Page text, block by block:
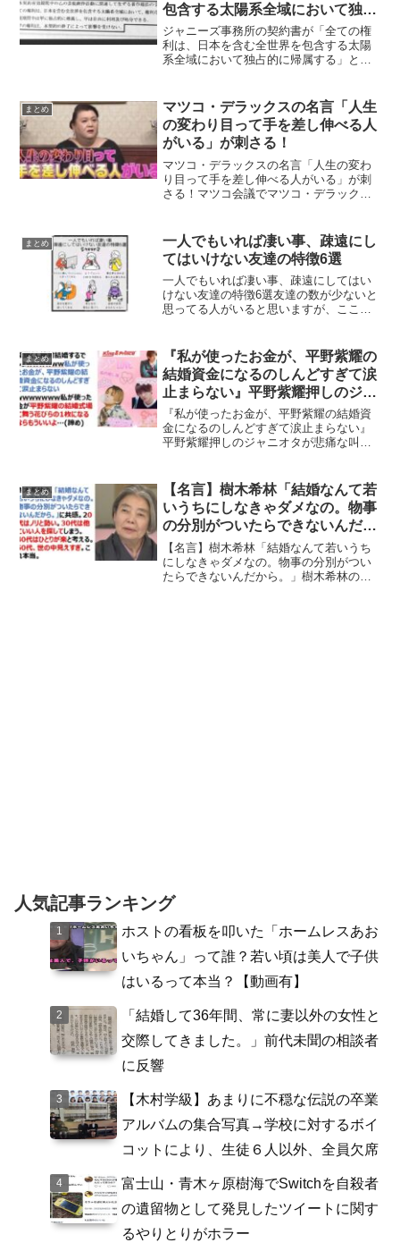
包含する太陽系全域において独占
的に帰属する」と言う内容でヤバ
い！
ジャニーズ事務所の契約書が「全ての権
利は、日本を含む全世界を包含する太陽
系全域において独占的に帰属する」と言
属部分で「全ての権利は、日本を含む全
世界を包含する太陽系全域...
まとめ
マツコ・デラックスの名言「人生
の変わり目って手を差し伸べる人
がいる」が刺さる！
マツコ・デラックスの名言「人生の変わ
り目って手を差し伸べる人がいる」が刺
さる！マツコ会議でマツコ・デラックス
さにこれに気づけるかだと思うマツコ最
高 pic.twitte...
まとめ
一人でもいれば凄い事、疎遠にし
てはいけない友達の特徴6選
一人でもいれば凄い事、疎遠にしてはい
けない友達の特徴6選友達の数が少ないと
思ってる人がいると思いますが、ここに
す。ホントこれ大切
pic.twitter.com/CnP5...
まとめ
『私が使ったお金が、平野紫耀の
結婚資金になるのしんどすぎて涙
止まらない』平野紫耀押しのジャ
ニオタがキンプリ脱退で悲痛な叫
びｗｗｗ
『私が使ったお金が、平野紫耀の結婚資
金になるのしんどすぎて涙止まらない』
平野紫耀押しのジャニオタが悲痛な叫び
結婚資金になるのしんどすぎて涙止まら
ないwwwwwww私が使...
まとめ
【名言】樹木希林「結婚なんて若
いうちにしなきゃダメなの。物事
の分別がついたらできないんだか
ら。」
【名言】樹木希林「結婚なんて若いうち
にしなきゃダメなの。物事の分別がつい
たらできないんだから。」樹木希林の、
人気記事ランキング
ホストの看板を叩いた「ホームレスあお
いちゃん」って誰？若い頃は美人で子供
はいるって本当？【動画有】
「結婚して36年間、常に妻以外の女性と
交際してきました。」前代未聞の相談者
に反響
【木村学級】あまりに不穏な伝説の卒業
アルバムの集合写真→学校に対するボイ
コットにより、生徒６人以外、全員欠席
富士山・青木ヶ原樹海でSwitchを自殺者
の遺留物として発見したツイートに関す
るやりとりがホラー